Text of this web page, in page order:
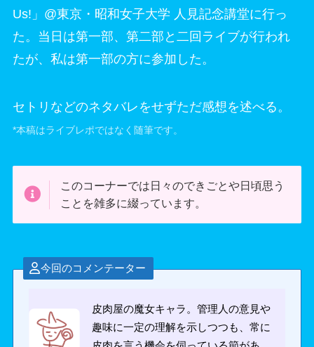
Us!」@東京・昭和女子大学 人見記念講堂に行っ
た。当日は第一部、第二部と二回ライブが行われ
たが、私は第一部の方に参加した。
セトリなどのネタバレをせずただ感想を述べる。
*本稿はライブレポではなく随筆です。
このコーナーでは日々のできごとや日頃思う
ことを雑多に綴っています。
今回のコメンテーター
皮肉屋の魔女キャラ。管理人の意見や
趣味に一定の理解を示しつつも、常に